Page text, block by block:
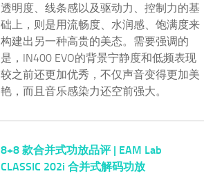
透明度、线条感以及驱动力、控制力的基
础上，则是用流畅度、水润感、饱满度来
构建出另一种高贵的美态。需要强调的
是，IN400 EVO的背景宁静度和低频表现
较之前还更加优秀，不仅声音变得更加美
艳，而且音乐感染力还空前强大。
8+8 款合并式功放品评 | EAM Lab
CLASSIC 202i 合并式解码功放